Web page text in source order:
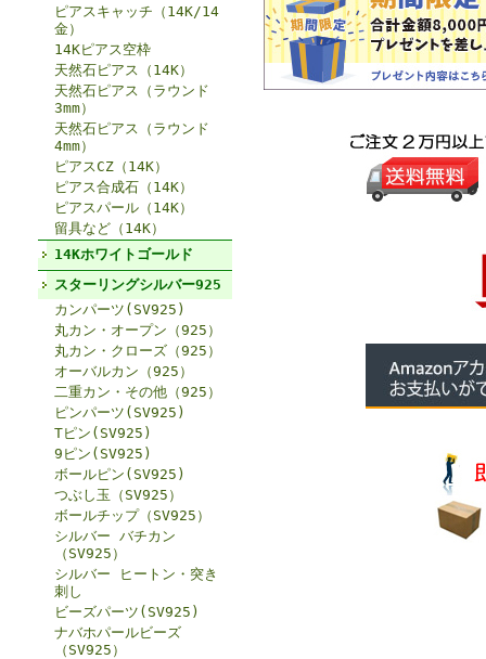
ピアスキャッチ（14K/14
金）
14Kピアス空枠
天然石ピアス（14K）
天然石ピアス（ラウンド
3mm）
天然石ピアス（ラウンド
4mm）
ピアスCZ（14K）
ピアス合成石（14K）
ピアスパール（14K）
留具など（14K）
14Kホワイトゴールド
スターリングシルバー925
カンパーツ(SV925)
丸カン・オープン（925）
丸カン・クローズ（925）
オーバルカン（925）
二重カン・その他（925）
ピンパーツ(SV925)
Tピン(SV925)
9ピン(SV925)
ボールピン(SV925)
つぶし玉（SV925）
ボールチップ（SV925）
シルバー バチカン
（SV925）
シルバー ヒートン・突き
刺し
ビーズパーツ(SV925)
ナバホパールビーズ
（SV925）